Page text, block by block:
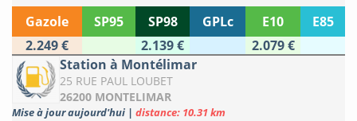
Gazole SP95 SP98 GPLc E10
E85
2.249 €
2.139 €
2.079 €
Station à Montélimar
25 RUE PAUL LOUBET
26200 MONTELIMAR
Mise à jour aujourd'hui | distance: 10.31 km